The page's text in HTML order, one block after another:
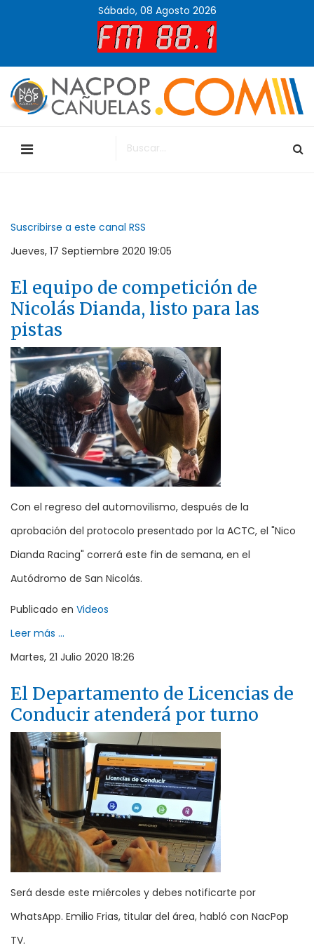
Sábado, 08 Agosto 2026
Suscribirse a este canal RSS
Jueves, 17 Septiembre 2020 19:05
El equipo de competición de
Nicolás Dianda, listo para las
pistas
Con el regreso del automovilismo, después de la
aprobación del protocolo presentado por la ACTC, el "Nico
Dianda Racing" correrá este fin de semana, en el
Autódromo de San Nicolás.
Publicado en Videos
Leer más ...
Martes, 21 Julio 2020 18:26
El Departamento de Licencias de
Conducir atenderá por turno
Será desde este miércoles y debes notificarte por
WhatsApp. Emilio Frias, titular del área, habló con NacPop
TV.